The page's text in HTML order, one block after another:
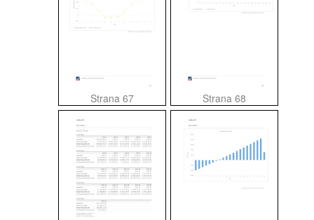
Strana 67 Strana 68